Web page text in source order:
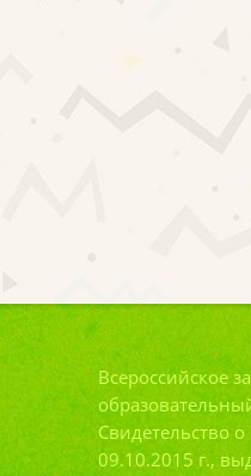
Всероссийское
Свидетельство
09.10.2015 г.,